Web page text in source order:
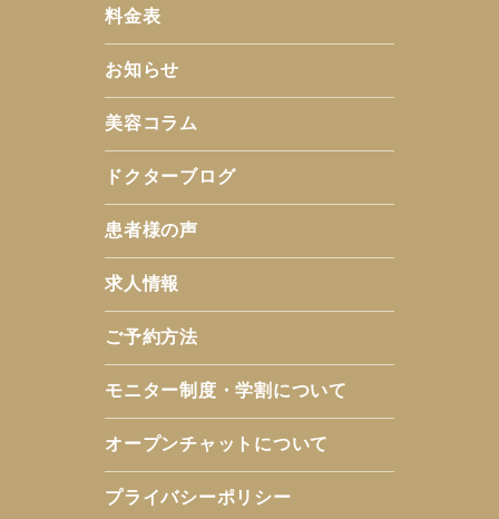
料金表
お知らせ
美容コラム
ドクターブログ
患者様の声
求人情報
ご予約方法
モニター制度・学割について
オープンチャットについて
プライバシーポリシー